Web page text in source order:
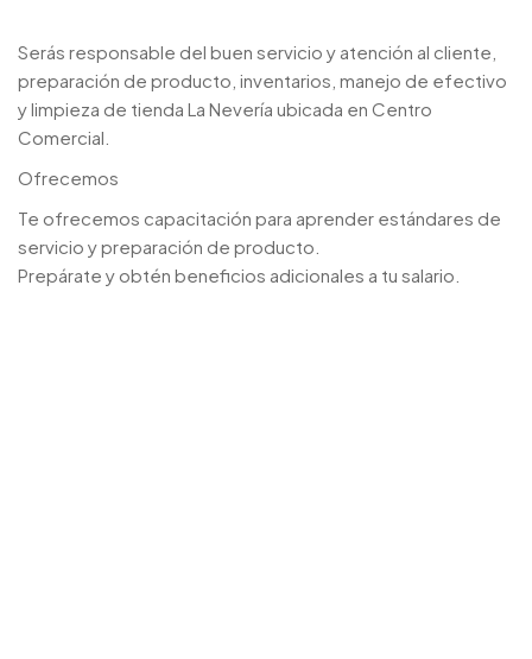
Serás responsable del buen servicio y atención al cliente,
preparación de producto, inventarios, manejo de efectivo
y limpieza de tienda La Nevería ubicada en Centro
Comercial.
Ofrecemos
Te ofrecemos capacitación para aprender estándares de
servicio y preparación de producto.
Prepárate y obtén beneficios adicionales a tu salario.